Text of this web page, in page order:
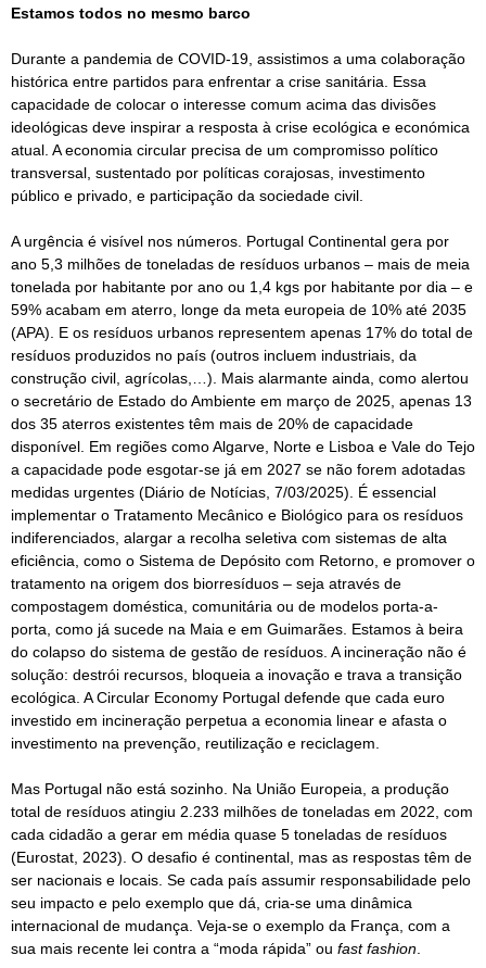
Estamos todos no mesmo barco
Durante a pandemia de COVID-19, assistimos a uma colaboração
histórica entre partidos para enfrentar a crise sanitária. Essa
capacidade de colocar o interesse comum acima das divisões
ideológicas deve inspirar a resposta à crise ecológica e económica
atual. A economia circular precisa de um compromisso político
transversal, sustentado por políticas corajosas, investimento
público e privado, e participação da sociedade civil.
A urgência é visível nos números. Portugal Continental gera por
ano 5,3 milhões de toneladas de resíduos urbanos – mais de meia
tonelada por habitante por ano ou 1,4 kgs por habitante por dia – e
59% acabam em aterro, longe da meta europeia de 10% até 2035
(APA). E os resíduos urbanos representem apenas 17% do total de
resíduos produzidos no país (outros incluem industriais, da
construção civil, agrícolas,…). Mais alarmante ainda, como alertou
o secretário de Estado do Ambiente em março de 2025, apenas 13
dos 35 aterros existentes têm mais de 20% de capacidade
disponível. Em regiões como Algarve, Norte e Lisboa e Vale do Tejo
a capacidade pode esgotar-se já em 2027 se não forem adotadas
medidas urgentes (Diário de Notícias, 7/03/2025). É essencial
implementar o Tratamento Mecânico e Biológico para os resíduos
indiferenciados, alargar a recolha seletiva com sistemas de alta
eficiência, como o Sistema de Depósito com Retorno, e promover o
tratamento na origem dos biorresíduos – seja através de
compostagem doméstica, comunitária ou de modelos porta-a-
porta, como já sucede na Maia e em Guimarães. Estamos à beira
do colapso do sistema de gestão de resíduos. A incineração não é
solução: destrói recursos, bloqueia a inovação e trava a transição
ecológica. A Circular Economy Portugal defende que cada euro
investido em incineração perpetua a economia linear e afasta o
investimento na prevenção, reutilização e reciclagem.
Mas Portugal não está sozinho. Na União Europeia, a produção
total de resíduos atingiu 2.233 milhões de toneladas em 2022, com
cada cidadão a gerar em média quase 5 toneladas de resíduos
(Eurostat, 2023). O desafio é continental, mas as respostas têm de
ser nacionais e locais. Se cada país assumir responsabilidade pelo
seu impacto e pelo exemplo que dá, cria-se uma dinâmica
internacional de mudança. Veja-se o exemplo da França, com a
sua mais recente lei contra a “moda rápida” ou fast fashion